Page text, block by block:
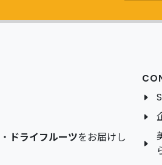
・ ドライフルーツをお届けし